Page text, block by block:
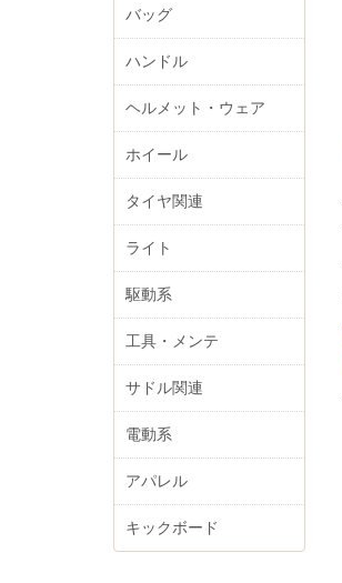
バッグ
ハンドル
ヘルメット・ウェア
ホイール
タイヤ関連
ライト
駆動系
工具・メンテ
サドル関連
電動系
アパレル
キックボード